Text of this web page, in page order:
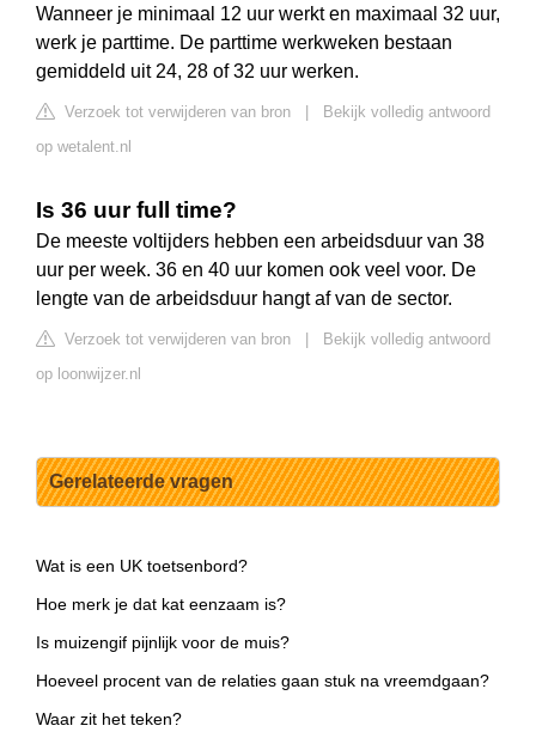
Wanneer je minimaal 12 uur werkt en maximaal 32 uur,
werk je parttime. De parttime werkweken bestaan
gemiddeld uit 24, 28 of 32 uur werken.
Verzoek tot verwijderen van bron
Bekijk volledig antwoord
op wetalent.nl
Is 36 uur full time?
De meeste voltijders hebben een arbeidsduur van 38
uur per week. 36 en 40 uur komen ook veel voor. De
lengte van de arbeidsduur hangt af van de sector.
Verzoek tot verwijderen van bron
Bekijk volledig antwoord
op loonwijzer.nl
Gerelateerde vragen
Wat is een UK toetsenbord?
Hoe merk je dat kat eenzaam is?
Is muizengif pijnlijk voor de muis?
Hoeveel procent van de relaties gaan stuk na vreemdgaan?
Waar zit het teken?